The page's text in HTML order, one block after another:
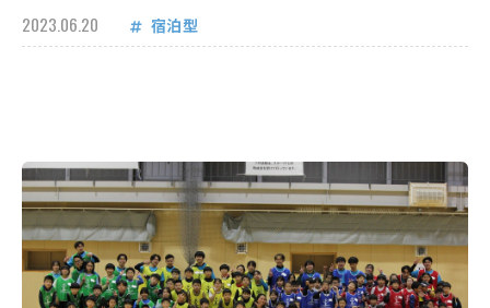
2023.06.20 宿泊型